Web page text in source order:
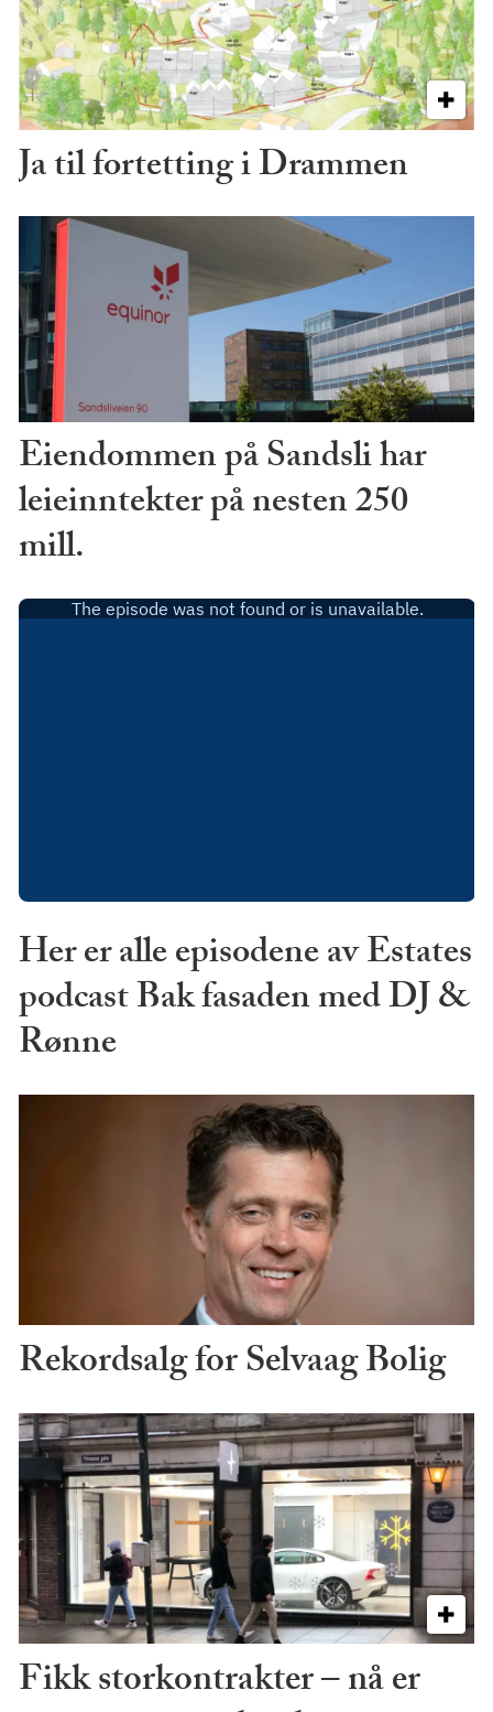
Ja til fortetting i Drammen
Eiendommen på Sandsli har
leieinntekter på nesten 250
mill.
Her er alle episodene av Estates
podcast Bak fasaden med DJ &
Rønne
Rekordsalg for Selvaag Bolig
Fikk storkontrakter – nå er